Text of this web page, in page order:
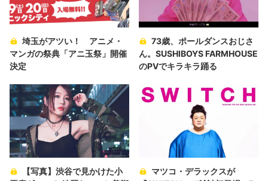
埼玉がアツい！ アニメ・
マンガの祭典「アニ玉祭」開催
決定
73歳、ポールダンスおじさ
ん。SUSHIBOYS FARMHOUSE
のPVでキラキラ踊る
【写真】渋谷で見かけた小
マツコ・デラックスが